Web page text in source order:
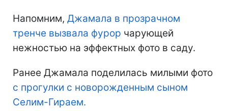
Напомним, Джамала в прозрачном
тренче вызвала фурор чарующей
нежностью на эффектных фото в саду.
Ранее Джамала поделилась милыми фото
с прогулки с новорожденным сыном
Селим-Гираем.